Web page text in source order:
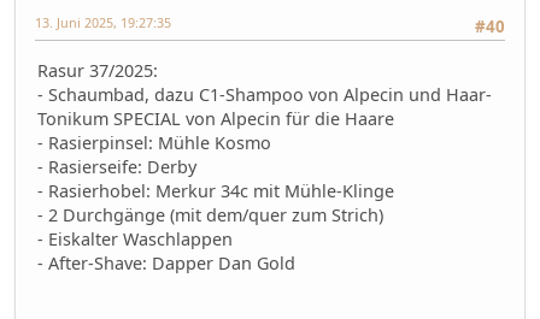
#40
13. Juni 2025, 19:27:35
Rasur 37/2025:
- Schaumbad, dazu C1-Shampoo von Alpecin und Haar-
Tonikum SPECIAL von Alpecin für die Haare
- Rasierpinsel: Mühle Kosmo
- Rasierseife: Derby
- Rasierhobel: Merkur 34c mit Mühle-Klinge
- 2 Durchgänge (mit dem/quer zum Strich)
- Eiskalter Waschlappen
- After-Shave: Dapper Dan Gold